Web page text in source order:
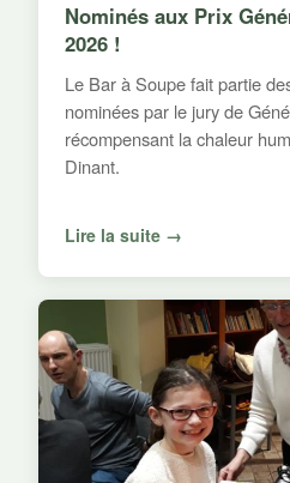
Nominés aux Prix
2026 !
Le Bar à Soupe fait partie
nominées par le jury de
récompensant la chaleur
Dinant.
Lire la suite →